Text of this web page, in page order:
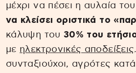
μέχρι να πέσει η αυλαία του
να κλείσει οριστικά το
κάλυψη του 30% του
με ηλεκτρονικές αποδείξεις
συνταξιούχοι, αγρότες